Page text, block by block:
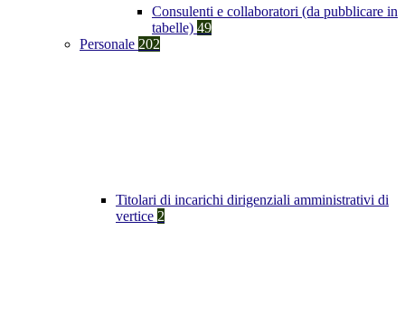
Consulenti e collaboratori (da pubblicare in
tabelle) 49
Personale 202
Titolari di incarichi dirigenziali amministrativi di
vertice 2